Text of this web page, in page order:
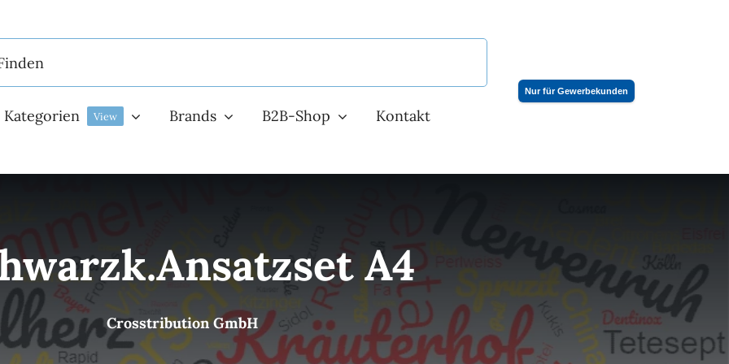
Kategorien View Brands B2B-Shop Kontakt
Nur für Gewerbekunden
A4
Crosstribution GmbH